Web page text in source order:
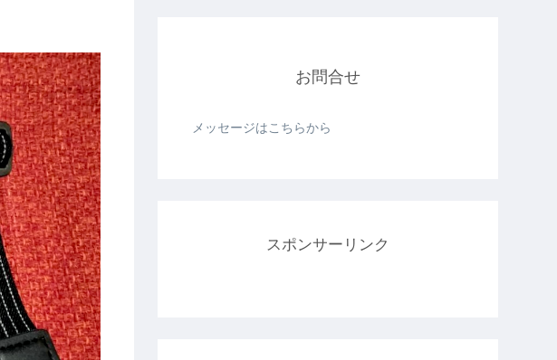
お問合せ
メッセージはこちらから
スポンサーリンク